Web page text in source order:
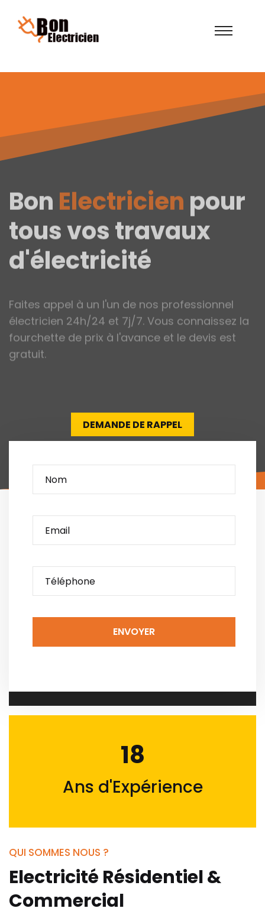
Bon Electricien pour
tous vos travaux
d'électricité
électricien 24h/24 et 7j/7. Vous connaissez la
fourchette de prix à l'avance et le devis est
gratuit.
DEMANDE DE RAPPEL
ENVOYER
18
Ans d'Expérience
QUI SOMMES NOUS ?
Electricité Résidentiel &
Commercial